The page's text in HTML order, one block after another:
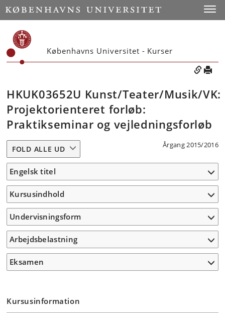
Københavns Universitet - Kurser
HKUK03652U Kunst/Teater/Musik/VK:
Projektorienteret forløb:
Praktikseminar og vejledningsforløb
Årgang 2015/2016
FOLD ALLE UD
Engelsk titel
Kursusindhold
Undervisningsform
Arbejdsbelastning
Eksamen
Kursusinformation